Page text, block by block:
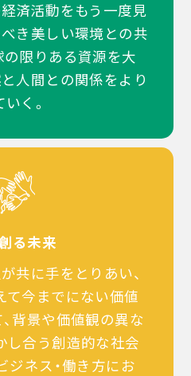
済活動をもう一度見
き美しい環境との共
限りある資源を大
人間との関係をより
く。
る未来
共に手をとりあい、
て今までにない価値
背景や価値観の異な
し合う創造的な社会
ジネス・働き方にお